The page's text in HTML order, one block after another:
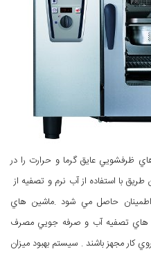
ظرفشويي عايق گرما و حرارت را در
با استفاده از آب نرم و تصفيه از
حاصل مي شود .ماشين هاي
هاي تصفيه آب و صرفه جويي مصرف
كار مجهز باشند . سيستم بهبود ميزان